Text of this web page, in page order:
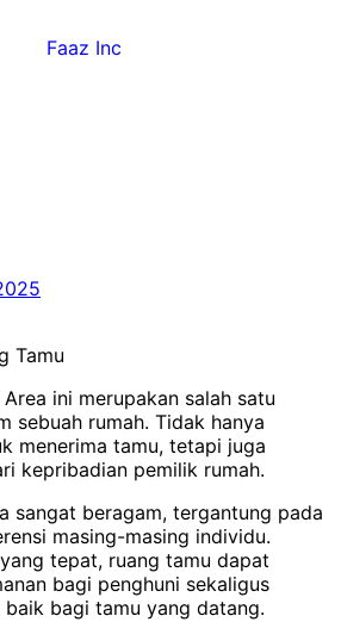
ini merupakan salah satu
sebuah rumah. Tidak hanya
menerima tamu, tetapi juga
kepribadian pemilik rumah.
sangat beragam, tergantung pada
masing-masing individu.
tepat, ruang tamu dapat
bagi penghuni sekaligus
baik bagi tamu yang datang.